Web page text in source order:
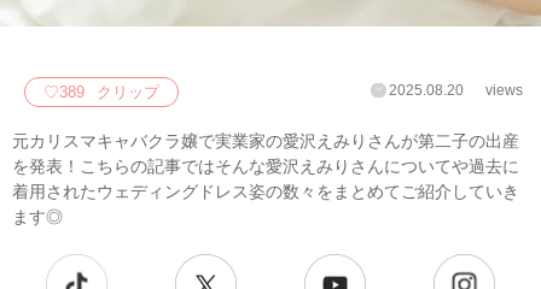
♡389 クリップ 2025.08.20 views
元カリスマキャバクラ嬢で実業家の愛沢えみりさんが第二子の出産
を発表！こちらの記事ではそんな愛沢えみりさんについてや過去に
着用されたウェディングドレス姿の数々をまとめてご紹介していき
ます◎